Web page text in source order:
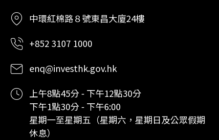
中環紅棉路８號東昌大廈24樓
+852 3107 1000
enq@investhk.gov.hk
上午8點45分 - 下午12點30分
下午1點30分 - 下午6:00
星期一至星期五（星期六，星期日及公眾假期
休息）